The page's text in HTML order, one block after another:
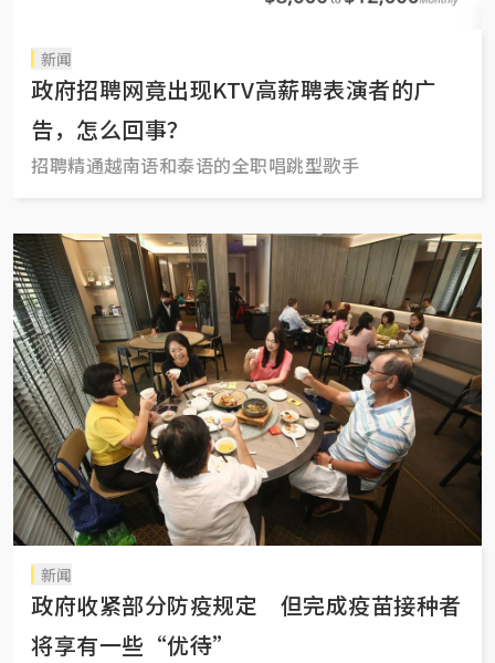
新闻
政府招聘网竟出现KTV高薪聘表演者的广
告，怎么回事？
招聘精通越南语和泰语的全职唱跳型歌手
新闻
政府收紧部分防疫规定 但完成疫苗接种者
将享有一些“优待”